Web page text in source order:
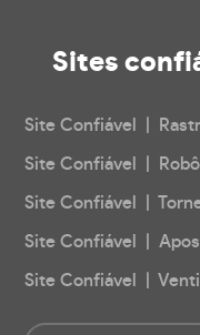
Sites
Site Confiável |
Site Confiável |
Site Confiável |
Site Confiável |
Site Confiável |